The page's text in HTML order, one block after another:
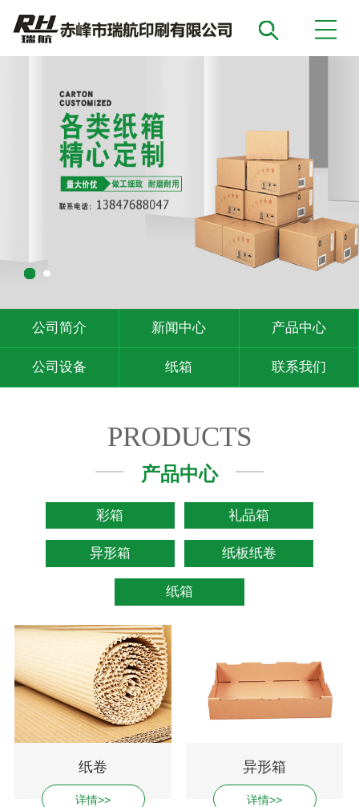
公司简介 新闻中心 产品中心
公司设备 纸箱 联系我们
PRODUCTS
产品中心
彩箱 礼品箱
异形箱 纸板纸卷
纸箱
纸卷
详情>>
异形箱
详情>>